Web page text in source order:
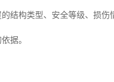
结构类型、安全等级、损伤
据。